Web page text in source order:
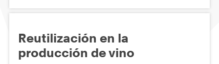
Reutilización en la
producción de vino